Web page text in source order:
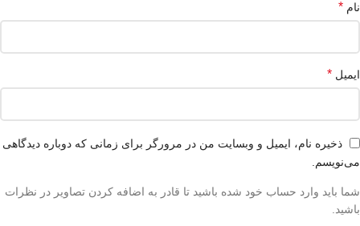
نام *
ایمیل *
ذخیره نام، ایمیل و وبسایت من در مرورگر برای زمانی که دوباره دیدگاهی
می‌نویسم.
شما باید وارد حساب خود شده باشید تا قادر به اضافه کردن تصاویر در نظرات
باشید.